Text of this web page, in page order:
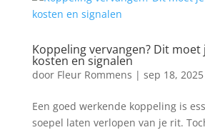
Koppeling vervangen? Dit moet
kosten en signalen
door Fleur Rommens | sep 18, 2025
Een goed werkende koppeling is
soepel laten verlopen van je rit.